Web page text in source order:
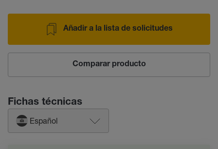
Añadir a la lista de solicitudes
Comparar producto
Fichas técnicas
Español